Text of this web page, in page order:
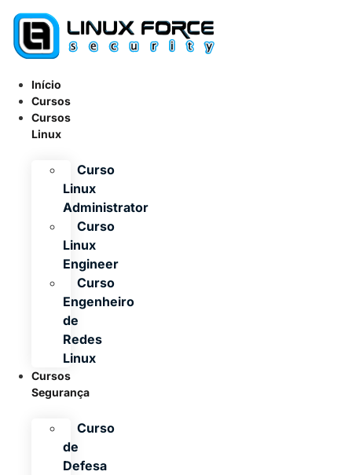
para
conteúdo
Início
Cursos
Cursos
Linux
Curso
Linux
Administrator
Curso
Linux
Engineer
Curso
Engenheiro
de
Redes
Linux
Cursos
Segurança
Curso
de
Defesa